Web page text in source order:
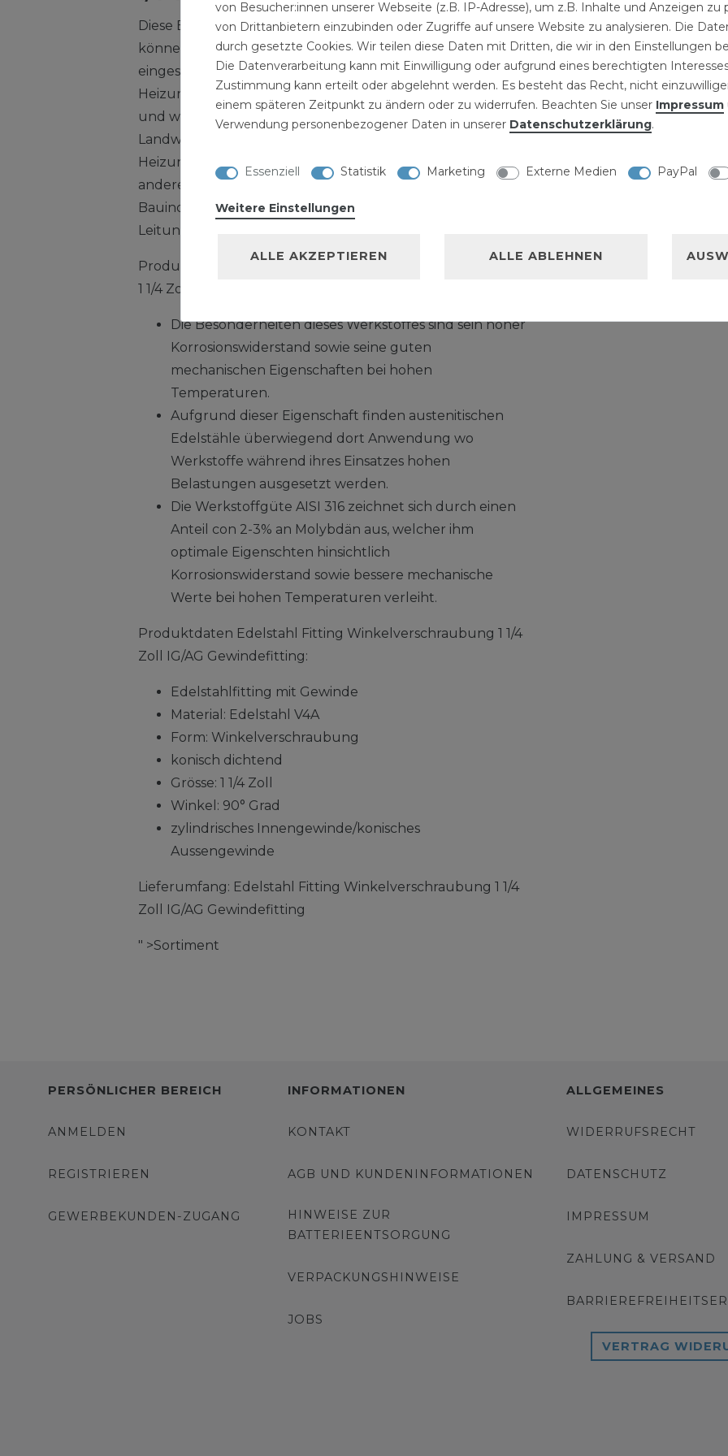
Diese Edelstahl Fittinge sind sofort montagebereit und
können in allen Montagen in der Abwasserwirtschaft
eingesetzt werden. Unsere Edelstahl Fittinge bieten für
Heizungsinstallation das beste für die Sanitärinstallation
und werden auch in der Abwasserinstallation und im
Landwirtschaftsbereich zur Erweiterung bestehender
Heizungsanlagen verwendet. Edelstahl Fittinge und
andere Formen können für die Kanalversorgung in der
Bauindustrie zur Erweiterung eines bestehenden
Leitungsnetzes montiert werden. Edelstahl Fittinge
Produktmerkmale Edelstahl Fitting Winkelverschraubung
1 1/4 Zoll IG/AG Gewindefitting:
Die Besonderheiten dieses Werkstoffes sind sein hoher
Korrosionswiderstand sowie seine guten
mechanischen Eigenschaften bei hohen
Temperaturen.
Aufgrund dieser Eigenschaft finden austenitischen
Edelstähle überwiegend dort Anwendung wo
Werkstoffe während ihres Einsatzes hohen
Belastungen ausgesetzt werden.
Die Werkstoffgüte AISI 316 zeichnet sich durch einen
Anteil con 2-3% an Molybdän aus, welcher ihm
optimale Eigenschten hinsichtlich
Korrosionswiderstand sowie bessere mechanische
Werte bei hohen Temperaturen verleiht.
Produktdaten Edelstahl Fitting Winkelverschraubung 1 1/4
Zoll IG/AG Gewindefitting:
Edelstahlfitting mit Gewinde
Material: Edelstahl V4A
Form: Winkelverschraubung
konisch dichtend
Grösse: 1 1/4 Zoll
Winkel: 90° Grad
zylindrisches Innengewinde/konisches
Aussengewinde
Lieferumfang: Edelstahl Fitting Winkelverschraubung 1 1/4
Zoll IG/AG Gewindefitting
" >Sortiment
PERSÖNLICHER BEREICH
ANMELDEN
REGISTRIEREN
GEWERBEKUNDEN-ZUGANG
INFORMATIONEN
KONTAKT
AGB UND KUNDENINFORMATIONEN
HINWEISE ZUR
BATTERIEENTSORGUNG
VERPACKUNGSHINWEISE
JOBS
ALLGEMEINES
WIDERRUFSRECHT
DATENSCHUTZ
IMPRESSUM
ZAHLUNG & VERSAND
VERTRAG
von Besucher:innen unserer Webseite (z.B. IP-Adresse), um z.B. Inhalte und Anzeigen zu
von Drittanbietern einzubinden oder Zugriffe auf unsere Website zu analysieren. Die
durch gesetzte Cookies. Wir teilen diese Daten mit Dritten, die wir in den Einstellungen
Die Datenverarbeitung kann mit Einwilligung oder aufgrund eines berechtigten
Zustimmung kann erteilt oder abgelehnt werden. Es besteht das Recht, nicht
einem späteren Zeitpunkt zu ändern oder zu widerrufen. Beachten Sie unser Impressum
Verwendung personenbezogener Daten in unserer Daten­schutz­erklärung.
Essenziell Statistik Marketing Externe Medien PayPal
Weitere Einstellungen
ALLE AKZEPTIEREN ALLE ABLEHNEN